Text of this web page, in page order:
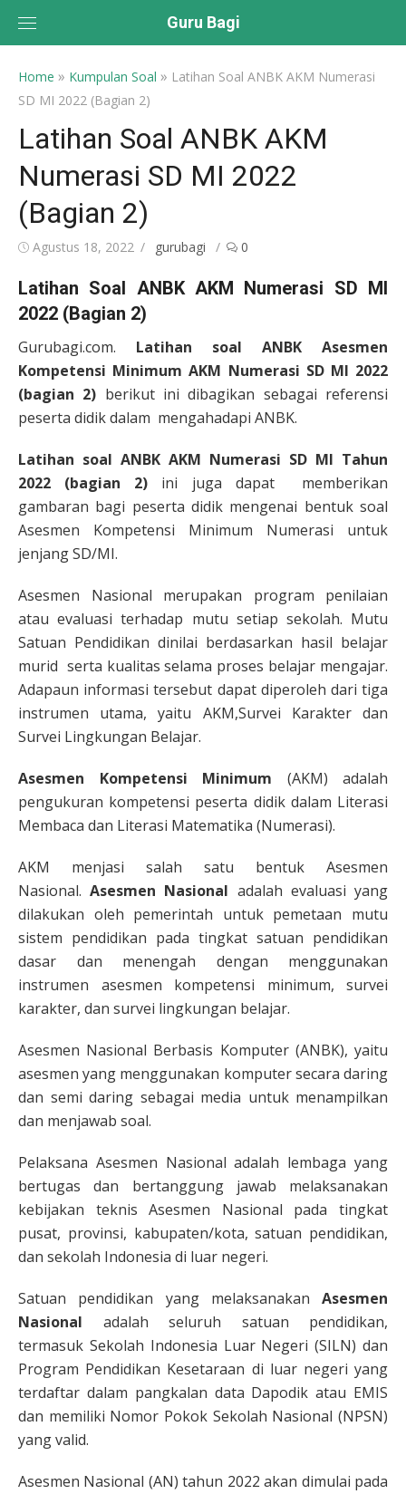
Guru Bagi
Home » Kumpulan Soal » Latihan Soal ANBK AKM Numerasi
SD MI 2022 (Bagian 2)
Latihan Soal ANBK AKM
Numerasi SD MI 2022
(Bagian 2)
Posted
Agustus 18, 2022 Author
gurubagi 0
Latihan Soal ANBK AKM Numerasi SD MI
2022 (Bagian 2)
Gurubagi.com. Latihan soal ANBK Asesmen
Kompetensi Minimum AKM Numerasi SD MI 2022
(bagian 2) berikut ini dibagikan sebagai referensi
peserta didik dalam mengahadapi ANBK.
Latihan soal ANBK AKM Numerasi SD MI Tahun
2022 (bagian 2) ini juga dapat memberikan
gambaran bagi peserta didik mengenai bentuk soal
Asesmen Kompetensi Minimum Numerasi untuk
jenjang SD/MI.
Asesmen Nasional merupakan program penilaian
atau evaluasi terhadap mutu setiap sekolah. Mutu
Satuan Pendidikan dinilai berdasarkan hasil belajar
murid serta kualitas selama proses belajar mengajar.
Adapaun informasi tersebut dapat diperoleh dari tiga
instrumen utama, yaitu AKM,Survei Karakter dan
Survei Lingkungan Belajar.
Asesmen Kompetensi Minimum (AKM) adalah
pengukuran kompetensi peserta didik dalam Literasi
Membaca dan Literasi Matematika (Numerasi).
AKM menjasi salah satu bentuk Asesmen
Nasional.Asesmen Nasional adalah evaluasi yang
dilakukan oleh pemerintah untuk pemetaan mutu
sistem pendidikan pada tingkat satuan pendidikan
dasar dan menengah dengan menggunakan
instrumen asesmen kompetensi minimum, survei
karakter, dan survei lingkungan belajar.
Asesmen Nasional Berbasis Komputer (ANBK), yaitu
asesmen yang menggunakan komputer secara daring
dan semi daring sebagai media untuk menampilkan
dan menjawab soal.
Pelaksana Asesmen Nasional adalah lembaga yang
bertugas dan bertanggung jawab melaksanakan
kebijakan teknis Asesmen Nasional pada tingkat
pusat, provinsi, kabupaten/kota, satuan pendidikan,
dan sekolah Indonesia di luar negeri.
Satuan pendidikan yang melaksanakan Asesmen
Nasional adalah seluruh satuan pendidikan,
termasuk Sekolah Indonesia Luar Negeri (SILN) dan
Program Pendidikan Kesetaraan di luar negeri yang
terdaftar dalam pangkalan data Dapodik atau EMIS
dan memiliki Nomor Pokok Sekolah Nasional (NPSN)
yang valid.
Asesmen Nasional (AN) tahun 2022 akan dimulai pada